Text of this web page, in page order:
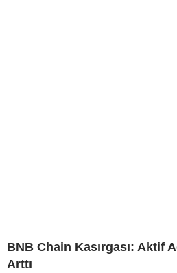
BNB Chain Kasırgası: Aktif
Arttı